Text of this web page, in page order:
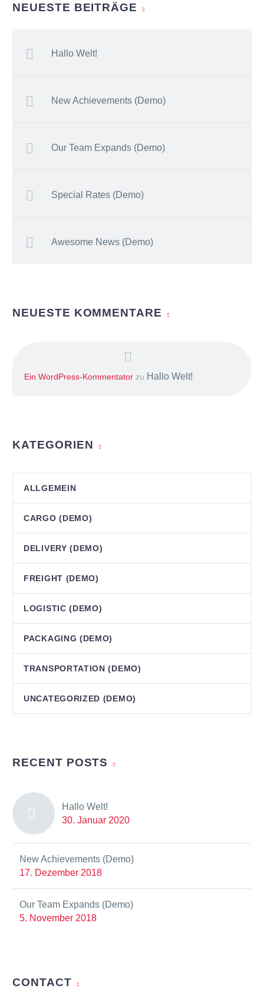
NEUESTE BEITRÄGE
Hallo Welt!
New Achievements (Demo)
Our Team Expands (Demo)
Special Rates (Demo)
Awesome News (Demo)
NEUESTE KOMMENTARE
Ein WordPress-Kommentator zu Hallo Welt!
KATEGORIEN
ALLGEMEIN
CARGO (DEMO)
DELIVERY (DEMO)
FREIGHT (DEMO)
LOGISTIC (DEMO)
PAСKAGING (DEMO)
TRANSPORTATION (DEMO)
UNCATEGORIZED (DEMO)
RECENT POSTS
Hallo Welt!
30. Januar 2020
New Achievements (Demo)
17. Dezember 2018
Our Team Expands (Demo)
5. November 2018
CONTACT